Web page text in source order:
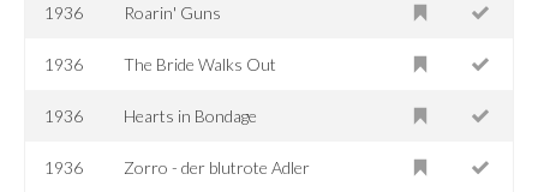
1936 Roarin' Guns
1936 The Bride Walks Out
1936 Hearts in Bondage
1936 Zorro - der blutrote Adler